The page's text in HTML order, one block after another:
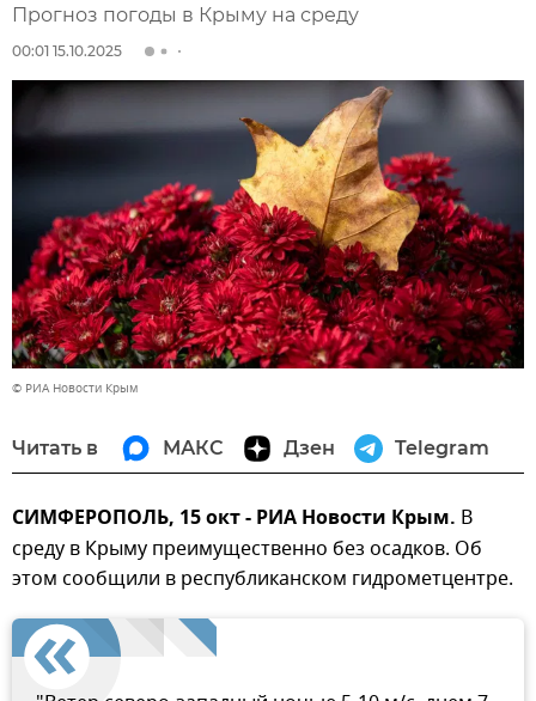
Прогноз погоды в Крыму на среду
00:01 15.10.2025
© РИА Новости Крым
Читать в МАКС Дзен Telegram
СИМФЕРОПОЛЬ, 15 окт - РИА Новости Крым. В
среду в Крыму преимущественно без осадков. Об
этом сообщили в республиканском гидрометцентре.